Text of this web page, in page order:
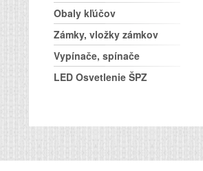
Obaly kľúčov
Zámky, vložky zámkov
Vypínače, spínače
LED Osvetlenie ŠPZ